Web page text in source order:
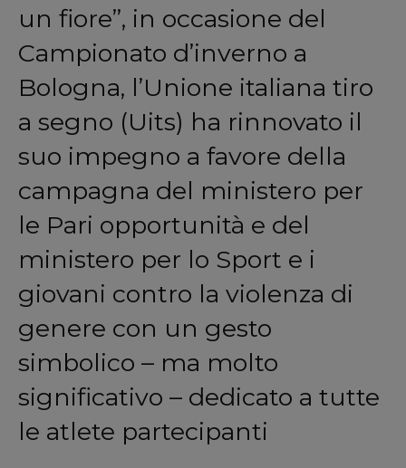
un fiore”, in occasione del
Campionato d’inverno a
Bologna, l’Unione italiana tiro
a segno (Uits) ha rinnovato il
suo impegno a favore della
campagna del ministero per
le Pari opportunità e del
ministero per lo Sport e i
giovani contro la violenza di
genere con un gesto
simbolico – ma molto
significativo – dedicato a tutte
le atlete partecipanti